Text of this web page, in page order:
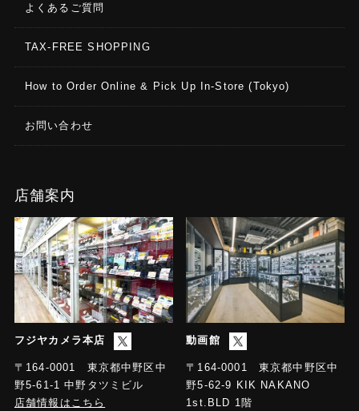
よくあるご質問
TAX-FREE SHOPPING
How to Order Online & Pick Up In-Store (Tokyo)
お問い合わせ
店舗案内
フジヤカメラ本店
〒164-0001 東京都中野区中
野5-61-1 中野タツミビル
店舗情報はこちら
動画館
〒164-0001 東京都中野区中
野5-62-9 KIK NAKANO
1st.BLD 1階